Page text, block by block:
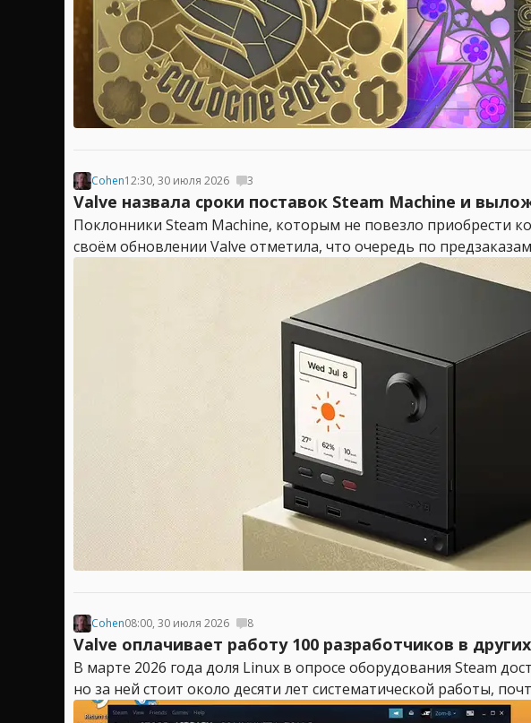
Cohen12:30, 30 июля 2026 3
Valve назвала сроки поставок Steam Machine и
Поклонники Steam Machine, которым не повезло приобрести
своём обновлении Valve отметила, что очередь по
Cohen08:00, 30 июля 2026 8
Valve оплачивает работу 100 разработчиков в
В марте 2026 года доля Linux в опросе оборудования Steam
но за ней стоит около десяти лет систематической работы,